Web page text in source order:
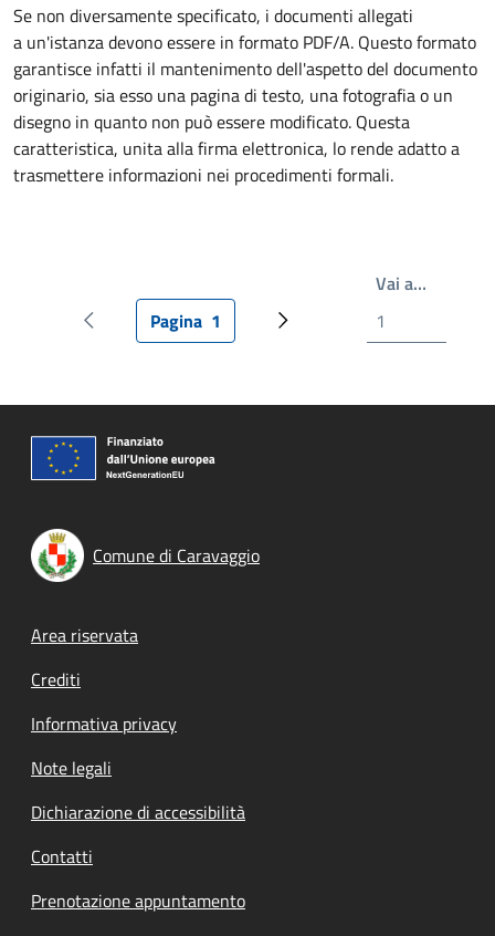
Se non diversamente specificato, i documenti allegati
a un'istanza devono essere in formato PDF/A. Questo formato
garantisce infatti il mantenimento dell'aspetto del documento
originario, sia esso una pagina di testo, una fotografia o un
disegno in quanto non può essere modificato. Questa
caratteristica, unita alla firma elettronica, lo rende adatto a
trasmettere informazioni nei procedimenti formali.
Pagina precedentePagina attuale
Pagina 1 Prossima pagina
Vai a…
Comune di Caravaggio
Footer menu
Area riservata
Crediti
Informativa privacy
Note legali
Dichiarazione di accessibilità
Contatti
Prenotazione appuntamento